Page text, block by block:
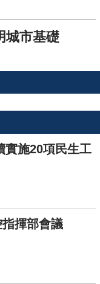
城市基礎
實施20項民生工
揮部會議